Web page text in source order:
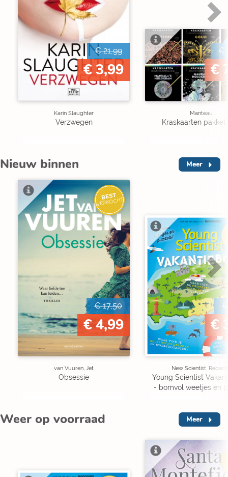
€ 21,99
€ 3,99
Karin Slaughter
Verzwegen
€
€
Manteau
Kraskaarten pakket
Nieuw binnen Meer
BEST
VERKOCHT
€ 17,50
€ 4,99
van Vuuren, Jet
Obsessie
€
New Scientist,
Young Scientist
- bomvol weetjes en
Weer op voorraad Meer